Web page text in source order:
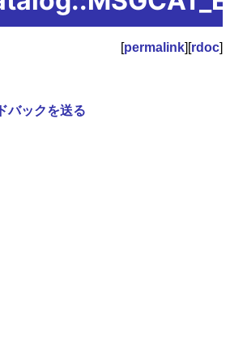
[permalink][rdoc]
バックを送る